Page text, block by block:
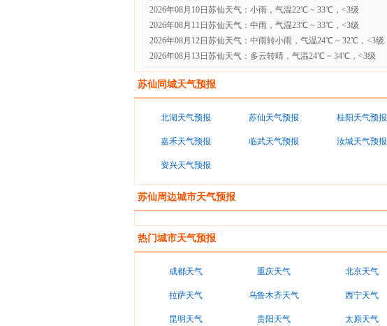
2026年08月10日苏仙天气：小雨，气温22℃ ~ 33℃，<3级
2026年08月11日苏仙天气：中雨，气温23℃ ~ 33℃，<3级
2026年08月12日苏仙天气：中雨转小雨，气温24℃ ~ 32℃，<3级
2026年08月13日苏仙天气：多云转晴，气温24℃ ~ 34℃，<3级
苏仙同城天气预报
北湖天气预报 苏仙天气预报 桂阳天气预报
嘉禾天气预报 临武天气预报 汝城天气预报
资兴天气预报
苏仙周边城市天气预报
热门城市天气预报
成都天气 重庆天气 北京天气
拉萨天气 乌鲁木齐天气 西宁天气
昆明天气 贵阳天气 太原天气